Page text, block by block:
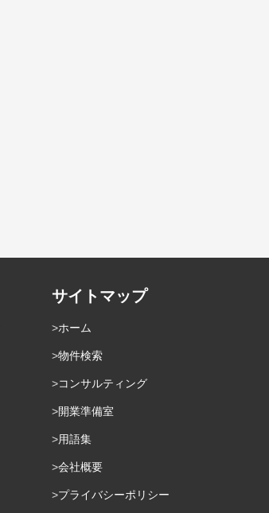
サイトマップ
ホーム
物件検索
コンサルティング
開業準備室
用語集
会社概要
プライバシーポリシー